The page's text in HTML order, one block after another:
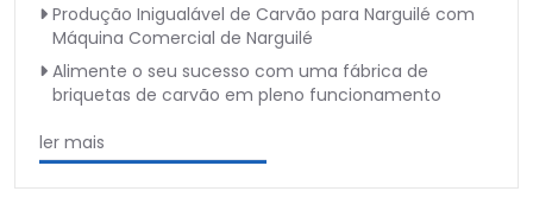
Produção Inigualável de Carvão para Narguilé com
Máquina Comercial de Narguilé
Alimente o seu sucesso com uma fábrica de
briquetas de carvão em pleno funcionamento
ler mais